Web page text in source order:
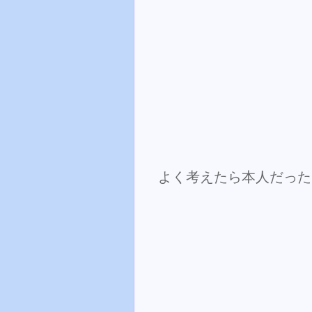
よく考えたら本人だっ